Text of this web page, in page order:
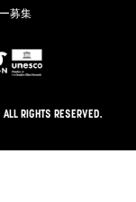
募集
RIGHTS RESERVED.